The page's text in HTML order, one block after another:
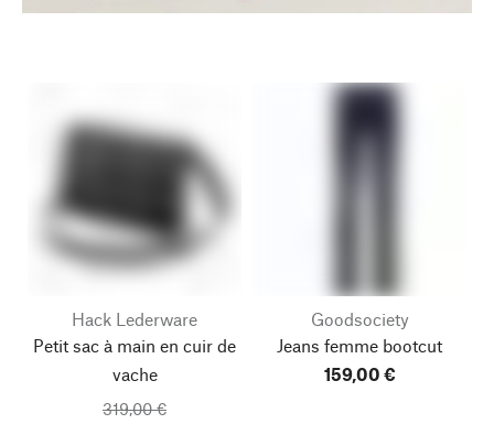
Hack Lederware
Petit sac à main en cuir de
vache
319,00 €
Goodsociety
Jeans femme bootcut
159,00 €